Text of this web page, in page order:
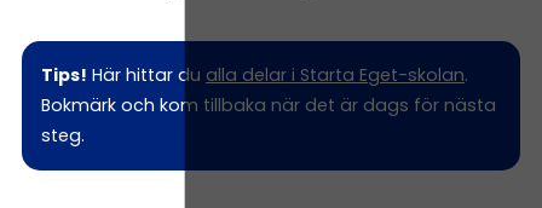
Tips! Här hittar du alla delar i Starta Eget-skolan.
Bokmärk och kom tillbaka när det är dags för nästa
steg.